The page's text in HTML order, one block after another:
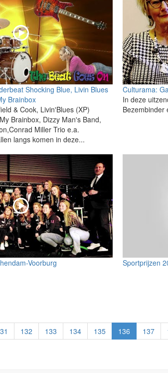
Shocking Blue, Livin Blues
Brainbox
& Cook, Livin'Blues (XP)
Brainbox, Dizzy Man's Band,
Miller Trio e.a.
langs komen in deze...
Culturama:
In deze
Bezembinder
Voorburg Sportprijzen
132 133 134 135 136 137